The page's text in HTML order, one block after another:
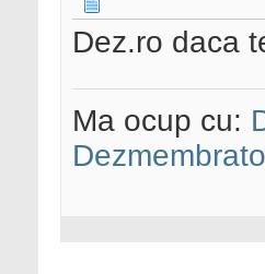
Dez.ro daca
Ma ocup cu: